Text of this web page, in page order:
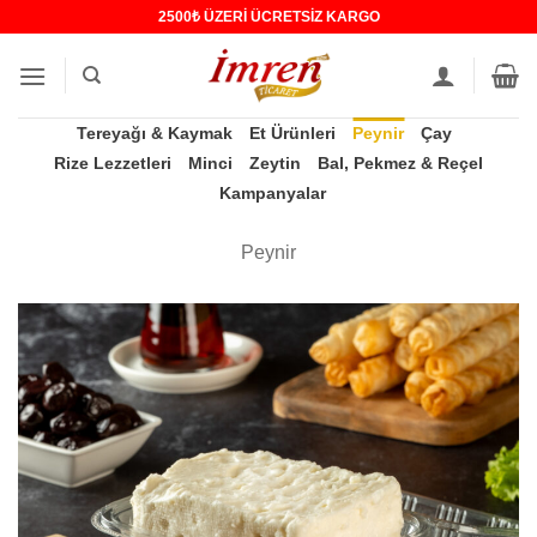
2500₺ ÜZERİ ÜCRETSİZ KARGO
Tereyağı & Kaymak Et Ürünleri Peynir
Çay
Rize Lezzetleri
Minci Zeytin
Bal, Pekmez & Reçel
Kampanyalar
Peynir